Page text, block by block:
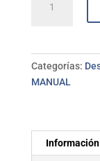
aislado
5,5*125
Categorías:
MANUAL